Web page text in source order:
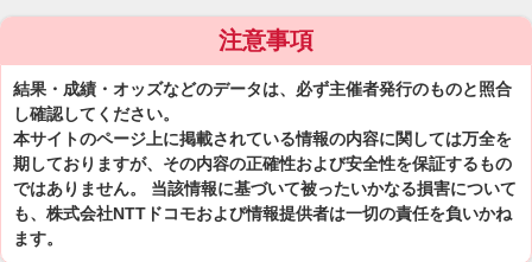
注意事項
結果・成績・オッズなどのデータは、必ず主催者発行のものと照合
し確認してください。
本サイトのページ上に掲載されている情報の内容に関しては万全を
期しておりますが、その内容の正確性および安全性を保証するもの
ではありません。 当該情報に基づいて被ったいかなる損害について
も、株式会社NTTドコモおよび情報提供者は一切の責任を負いかね
ます。